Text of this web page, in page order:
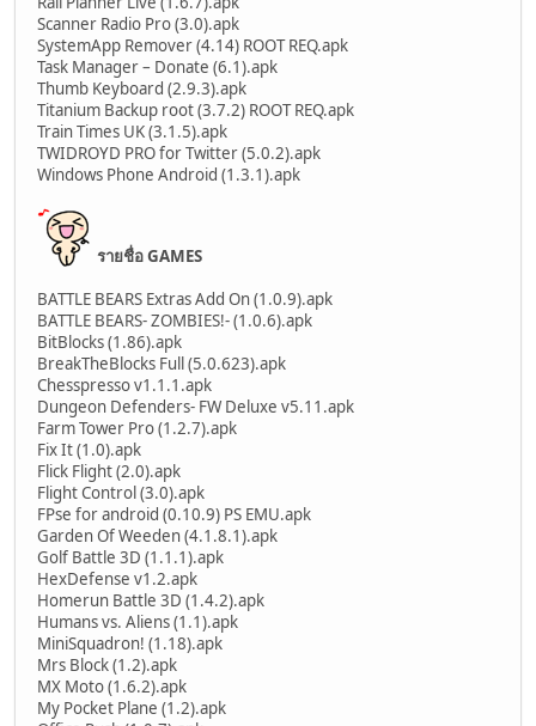
Scanner Radio Pro (3.0).apk
SystemApp Remover (4.14) ROOT REQ.apk
Task Manager – Donate (6.1).apk
Thumb Keyboard (2.9.3).apk
Titanium Backup root (3.7.2) ROOT REQ.apk
Train Times UK (3.1.5).apk
TWIDROYD PRO for Twitter (5.0.2).apk
Windows Phone Android (1.3.1).apk
รายชื่อ GAMES
BATTLE BEARS Extras Add On (1.0.9).apk
BATTLE BEARS- ZOMBIES!- (1.0.6).apk
BitBlocks (1.86).apk
BreakTheBlocks Full (5.0.623).apk
Chesspresso v1.1.1.apk
Dungeon Defenders- FW Deluxe v5.11.apk
Farm Tower Pro (1.2.7).apk
Fix It (1.0).apk
Flick Flight (2.0).apk
Flight Control (3.0).apk
FPse for android (0.10.9) PS EMU.apk
Garden Of Weeden (4.1.8.1).apk
Golf Battle 3D (1.1.1).apk
HexDefense v1.2.apk
Homerun Battle 3D (1.4.2).apk
Humans vs. Aliens (1.1).apk
MiniSquadron! (1.18).apk
Mrs Block (1.2).apk
MX Moto (1.6.2).apk
My Pocket Plane (1.2).apk